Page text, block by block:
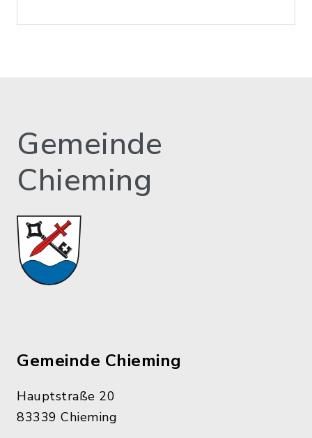
Gemeinde
Chieming
Gemeinde Chieming
Hauptstraße 20
83339 Chieming